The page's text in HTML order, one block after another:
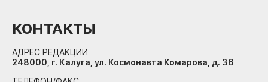
КОНТАКТЫ
АДРЕС РЕДАКЦИИ
248000, г. Калуга, ул. Космонавта Комарова, д. 36